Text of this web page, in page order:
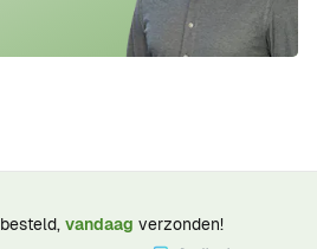
besteld, vandaag verzonden!